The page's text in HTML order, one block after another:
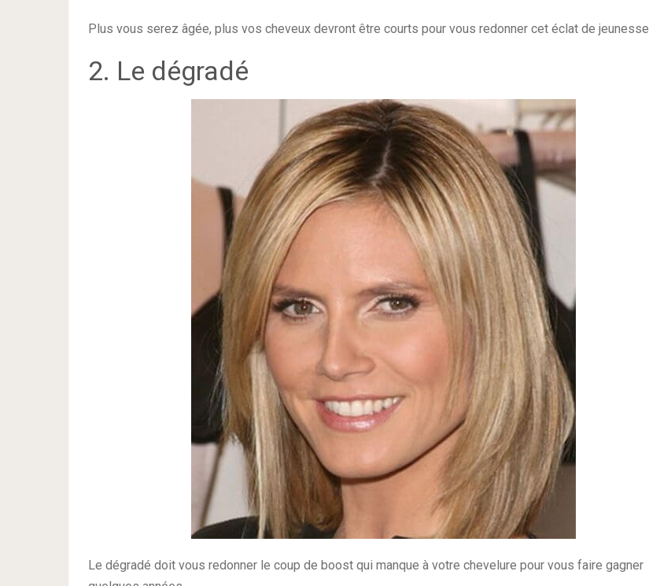
Plus vous serez âgée, plus vos cheveux devront être courts pour vous redonner cet éclat de jeunesse.
2. Le dégradé
Le dégradé doit vous redonner le coup de boost qui manque à votre chevelure pour vous faire gagner